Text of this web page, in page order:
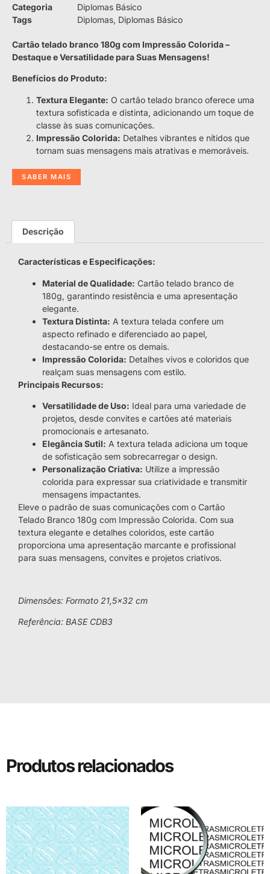
Categoria
Diplomas Básico
Tags
Diplomas, Diplomas Básico
Cartão telado branco 180g com Impressão Colorida –
Destaque e Versatilidade para Suas Mensagens!
Benefícios do Produto:
Textura Elegante: O cartão telado branco oferece uma
textura sofisticada e distinta, adicionando um toque de
classe às suas comunicações.
Impressão Colorida: Detalhes vibrantes e nítidos que
tornam suas mensagens mais atrativas e memoráveis.
SABER MAIS
Descrição
Características e Especificações:
Material de Qualidade: Cartão telado branco de
180g, garantindo resistência e uma apresentação
elegante.
Textura Distinta: A textura telada confere um
aspecto refinado e diferenciado ao papel,
destacando-se entre os demais.
Impressão Colorida: Detalhes vivos e coloridos que
realçam suas mensagens com estilo.
Principais Recursos:
Versatilidade de Uso: Ideal para uma variedade de
projetos, desde convites e cartões até materiais
promocionais e artesanato.
Elegância Sutil: A textura telada adiciona um toque
de sofisticação sem sobrecarregar o design.
Personalização Criativa: Utilize a impressão
colorida para expressar sua criatividade e transmitir
mensagens impactantes.
Eleve o padrão de suas comunicações com o Cartão
Telado Branco 180g com Impressão Colorida. Com sua
textura elegante e detalhes coloridos, este cartão
proporciona uma apresentação marcante e profissional
para suas mensagens, convites e projetos criativos.
Dimensões: Formato 21,5×32 cm
Referência: BASE CDB3
Produtos relacionados